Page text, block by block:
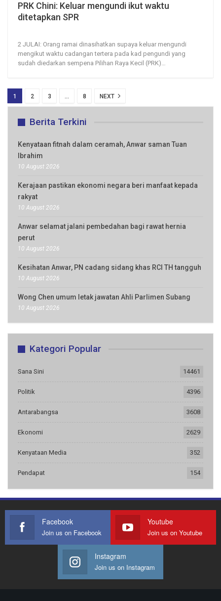
PRK Chini: Keluar mengundi ikut waktu
ditetapkan SPR
2 JULAI: Orang ramai dinasihatkan supaya keluar mengundi
mengikut waktu cadangan tertera pada kad pengundi yang
sudah diedarkan sempena Pilihan Raya Kecil (PRK)…
1 2 3 … 8 NEXT
Berita Terkini
Kenyataan fitnah dalam ceramah, Anwar saman Tuan
Ibrahim
10 August 2026
Kerajaan pastikan ekonomi negara beri manfaat kepada
rakyat
10 August 2026
Anwar selamat jalani pembedahan bagi rawat hernia
perut
10 August 2026
Kesihatan Anwar, PN cadang sidang khas RCI TH tangguh
10 August 2026
Wong Chen umum letak jawatan Ahli Parlimen Subang
10 August 2026
Kategori Popular
Sana Sini 14461
Politik 4396
Antarabangsa 3608
Ekonomi 2629
Kenyataan Media 352
Pendapat 154
Facebook
Join us on Facebook
Youtube
Join us on Youtube
Instagram
Join us on Instagram